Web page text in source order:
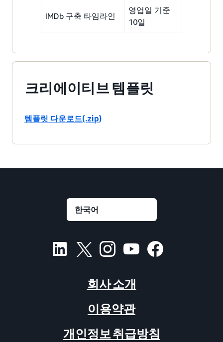
IMDb 구축 타임라인
영업일 기준
10일
크리에이티브 템플릿
템플릿 다운로드(.zip)
회사 소개
이용약관
개인정보 취급방침